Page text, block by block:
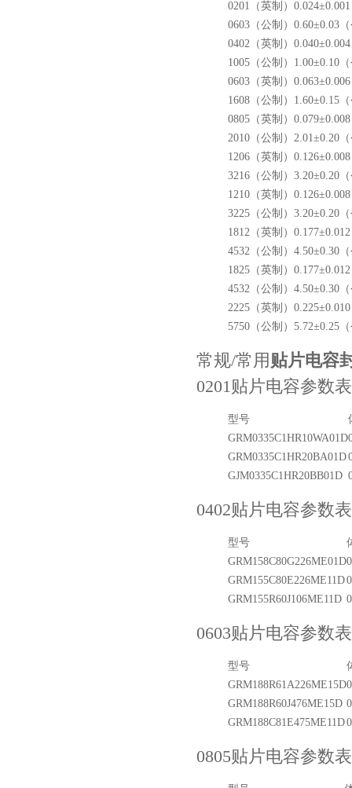
0201（英制）
0603（公制） 0.60±0.03
0402（英制）
1005（公制） 1.00±0.10
0603（英制）
1608（公制） 1.60±0.15
0805（英制）
2010（公制） 2.01±0.20
1206（英制）
3216（公制） 3.20±0.20
1210（英制）
3225（公制） 3.20±0.20
1812（英制）
4532（公制） 4.50±0.30
1825（英制）
4532（公制） 4.50±0.30
2225（英制）
5750（公制） 5.72±0.25
常规/常用 贴片电容
0201贴片电容参数表
型号
GRM0335C1HR10WA01D
GRM0335C1HR20BA01D
GJM0335C1HR20BB01D
0402贴片电容参数表
型号
GRM158C80G226ME01D
GRM155C80E226ME11D
GRM155R60J106ME11D
0603贴片电容参数表
型号
GRM188R61A226ME15D
GRM188R60J476ME15D
GRM188C81E475ME11D
0805贴片电容参数表